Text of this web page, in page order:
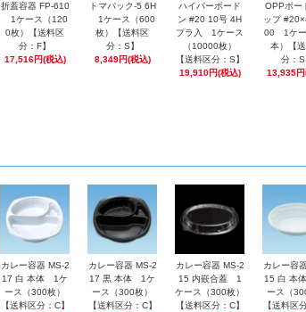
折蓋容器 FP-610
1ケース（120
0枚）【送料区
分：F】
17,516円(税込)
トマパック-5 6H
1ケース（600
枚）【送料区
分：S】
8,349円(税込)
ハイパーボード
ン #20 10号 4H
プラ入 1ケース
（10000枚）
【送料区分：S】
19,910円(税込)
OPPボー
ップ
00 1ケー
本）【
分：S
13,935円
カレー容器 MS-2
17 白 本体 1ケ
ース（300枚）
【送料区分：C】
カレー容器 MS-2
17 黒 本体 1ケ
ース（300枚）
【送料区分：C】
カレー容器 MS-2
15 内嵌合蓋 1
ケース（300枚）
【送料区分：C】
カレー容
15 白 本
ース（
【送料区